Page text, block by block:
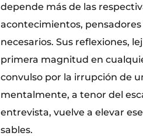
depende más de las
acontecimientos,
necesarios. Sus reflexiones,
primera magnitud en
convulso por la irrupción de
mentalmente, a tenor del
entrevista, vuelve a elevar
sables.